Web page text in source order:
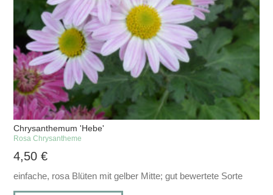
Chrysanthemum 'Hebe'
Rosa Chrysantheme
4,50€
einfache, rosa Blüten mit gelber Mitte; gut bewertete Sorte